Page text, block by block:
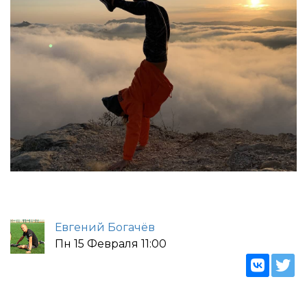
Евгений Богачёв
Пн 15 Февраля 11:00